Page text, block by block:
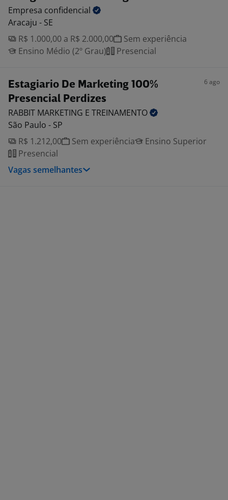
Empresa confidencial
Aracaju - SE
R$ 1.000,00 a R$ 2.000,00
Sem experiência
Ensino Médio (2º Grau)
Presencial
Estagiario De Marketing 100%
Presencial Perdizes
6 ago
RABBIT MARKETING E TREINAMENTO
São Paulo - SP
R$ 1.212,00
Sem experiência
Ensino Superior
Presencial
Vagas semelhantes